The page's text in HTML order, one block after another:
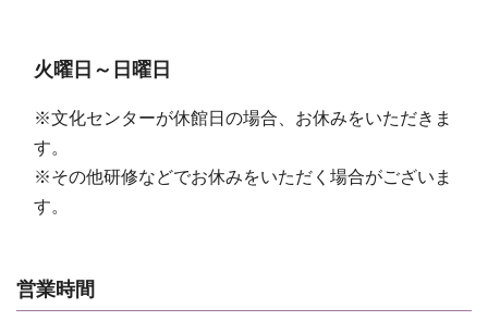
火曜日～日曜日
※文化センターが休館日の場合、お休みをいただきま
す。
※その他研修などでお休みをいただく場合がございま
す。
営業時間